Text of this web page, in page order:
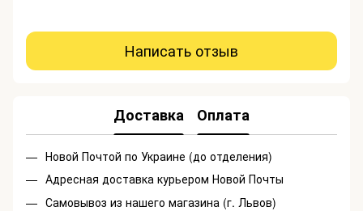
Написать отзыв
Доставка Оплата
Новой Почтой по Украине (до отделения)
Адресная доставка курьером Новой Почты
Самовывоз из нашего магазина (г. Львов)